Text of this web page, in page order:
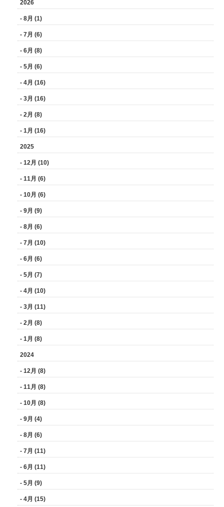
2026
- 8月 (1)
- 7月 (6)
- 6月 (8)
- 5月 (6)
- 4月 (16)
- 3月 (16)
- 2月 (8)
- 1月 (16)
2025
- 12月 (10)
- 11月 (6)
- 10月 (6)
- 9月 (9)
- 8月 (6)
- 7月 (10)
- 6月 (6)
- 5月 (7)
- 4月 (10)
- 3月 (11)
- 2月 (8)
- 1月 (8)
2024
- 12月 (8)
- 11月 (8)
- 10月 (8)
- 9月 (4)
- 8月 (6)
- 7月 (11)
- 6月 (11)
- 5月 (9)
- 4月 (15)